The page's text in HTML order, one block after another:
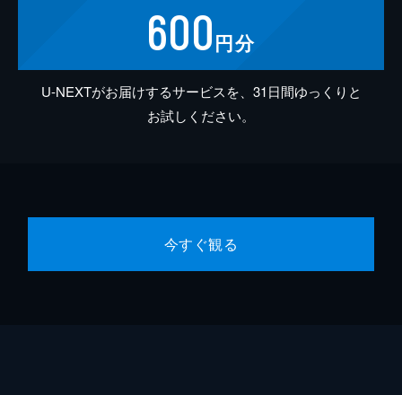
600円分
U-NEXTがお届けするサービスを、31日間ゆっくりと
お試しください。
今すぐ観る